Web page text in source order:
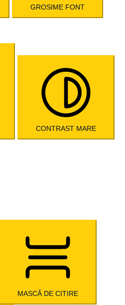
GROSIME FONT
CONTRAST MARE
MASCĂ DE CITIRE